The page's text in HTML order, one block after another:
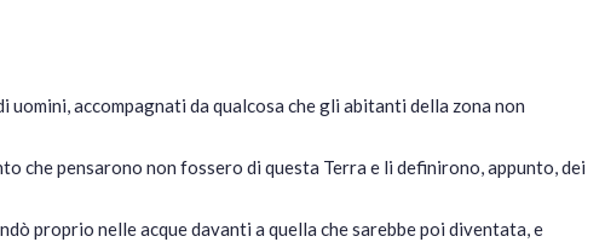
accompagnati da qualcosa che gli abitanti della zona non
che pensarono non fossero di questa Terra e li definirono, appunto, dei
proprio nelle acque davanti a quella che sarebbe poi diventata, e